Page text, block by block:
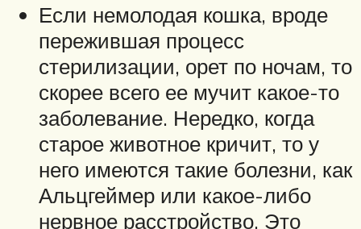
Если немолодая кошка, вроде
пережившая процесс
стерилизации, орет по ночам, то
скорее всего ее мучит какое-то
заболевание. Нередко, когда
старое животное кричит, то у
него имеются такие болезни, как
Альцгеймер или какое-либо
нервное расстройство. Это